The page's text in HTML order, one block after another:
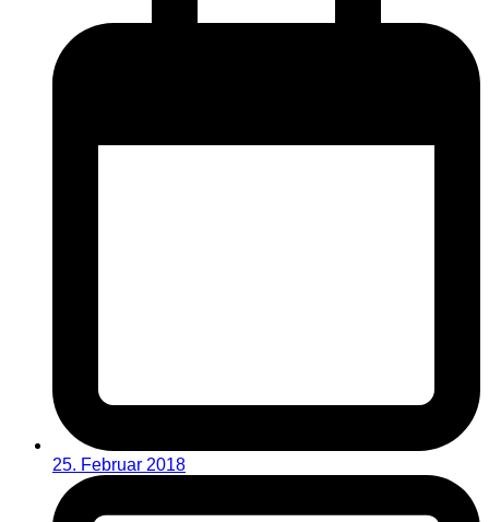
25. Februar 2018